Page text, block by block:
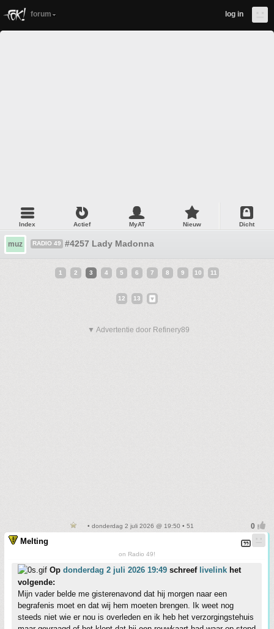
forum log in
Index Actief MyAT Nieuw Dicht
muz RADIO 49 #4257 Lady Madonna
1 2 3 4 5 6 7 8 9 10 11
12 13
▼ Advertentie door Refinery89
• donderdag 2 juli 2026 @ 19:50 • 51
Melting
on Radio 49!
Op donderdag 2 juli 2026 19:49 schreef livelink het
volgende:
Mijn vader belde me gisterenavond dat hij morgen naar een
begrafenis moet en dat wij hem moeten brengen. Ik weet nog
steeds niet wie er nou is overleden en ik heb het verzorgingstehuis